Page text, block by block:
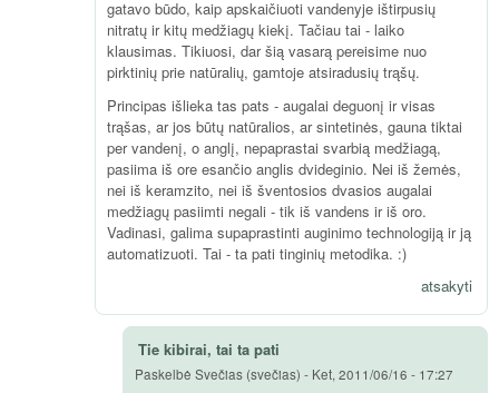
gatavo būdo, kaip apskaičiuoti vandenyje ištirpusių
nitratų ir kitų medžiagų kiekį. Tačiau tai - laiko
klausimas. Tikiuosi, dar šią vasarą pereisime nuo
pirktinių prie natūralių, gamtoje atsiradusių trąšų.
Principas išlieka tas pats - augalai deguonį ir visas
trąšas, ar jos būtų natūralios, ar sintetinės, gauna tiktai
per vandenį, o anglį, nepaprastai svarbią medžiagą,
pasiima iš ore esančio anglis dvideginio. Nei iš žemės,
nei iš keramzito, nei iš šventosios dvasios augalai
medžiagų pasiimti negali - tik iš vandens ir iš oro.
Vadinasi, galima supaprastinti auginimo technologiją ir ją
automatizuoti. Tai - ta pati tinginių metodika. :)
atsakyti
Tie kibirai, tai ta pati
Paskelbė Svečias (svečias) - Ket, 2011/06/16 - 17:27